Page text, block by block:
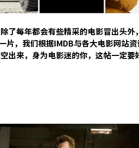
了每年都会有些精采的电影冒出头外
片，我们根据IMDB与各大电影网站
出来，身为电影迷的你，这帖一定要